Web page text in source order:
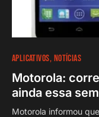
APLICATIVOS NOTÍCIAS
Motorola:
ainda essa
Motorola informou